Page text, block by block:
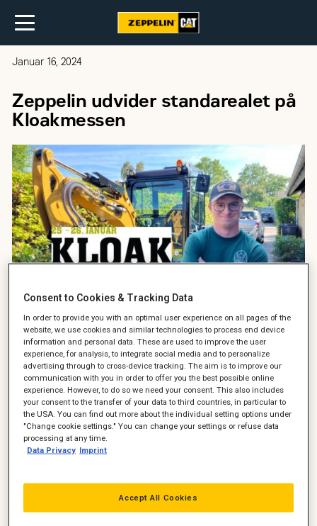
Januar 16, 2024
Zeppelin udvider standarealet på
Kloakmessen
Entreprenør Emil Støy (billedet) købte en Cat 301.8
minigravemaskine. Og det kan vi godt forstå 🙂
Zeppelin udvider standarealet på
Kloakmessen
En over dobbelt så stor stand byder gæsterne velkommen til
Zeppelins stand på Kloakmessen.
kloakmesse. Og gennem tiden har Zeppelin oplevet stor
interesse for den meget populære to tons gravemaskine – Cat
301.8, som dog har været alene på standen gennem årene.
Consent to Cookies & Tracking Data
In order to provide you with an optimal user experience on all pages of the
website, we use cookies and similar technologies to process end device
information and personal data. These are used to improve the user
experience, for analysis, to integrate social media and to personalize
advertising through to cross-device tracking. The aim is to improve our
communication with you in order to offer you the best possible online
experience. However, to do so we need your consent. This also includes
your consent to the transfer of your data to third countries, in particular to
the USA. You can find out more about the individual setting options under
"Change cookie settings." You can change your settings or refuse data
processing at any time.
Data Privacy Imprint
Accept All Cookies